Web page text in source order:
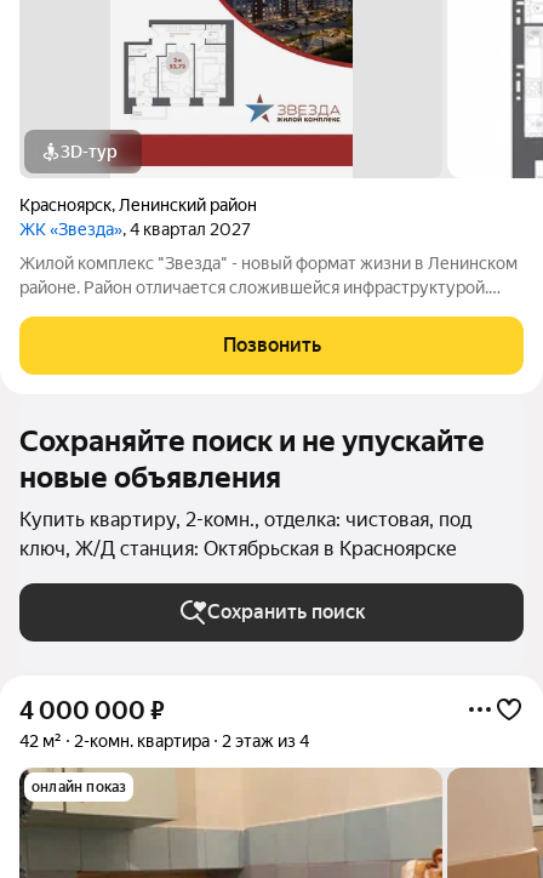
3D-тур
Красноярск, Ленинский район
ЖК «Звезда», 4 квартал 2027
Жилой комплекс "Звезда" - новый формат жизни в Ленинском
районе. Район отличается сложившейся инфраструктурой.
большой парк с одноименным названием. Развита
транспортная и дорожная сети. Есть
Позвонить
Сохраняйте поиск и не упускайте
новые объявления
Купить квартиру, 2-комн., отделка: чистовая, под
ключ, Ж/Д станция: Октябрьская в Красноярске
Сохранить поиск
4 000 000 ₽
42 м² 2-комн. квартира 2 этаж из 4
онлайн показ